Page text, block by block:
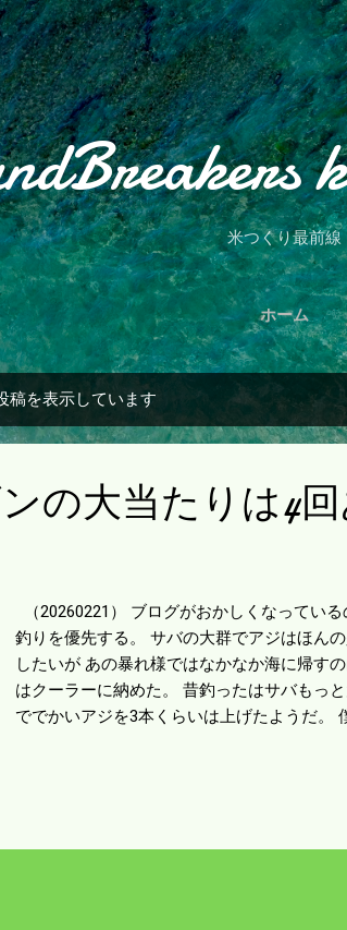
スキップしてメイン コン
米つくり最前線
ホーム
稿を表示しています
の大当たりは4
（20260221） ブログがおかしくなってい
釣りを優先する。 サバの大群でアジはほん
したいが あの暴れ様ではなかなか海に帰す
はクーラーに納めた。 昔釣ったはサバもっ
ででかいアジを3本くらいは上げたようだ。
モトが切れた。 7号ハリスならもっと強引
走らせればいいんだろうが 未熟者にはそん